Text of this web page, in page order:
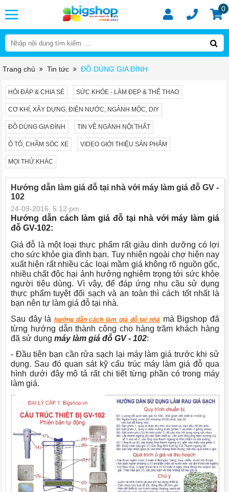
0
Trang chủ Tin tức ĐỒ DÙNG GIA ĐÌNH
HỎI ĐÁP & CHIA SẺ SỨC KHỎE - LÀM ĐẸP & THỂ THAO
CƠ KHÍ, XÂY DỰNG, ĐIỆN NƯỚC, NGÀNH MỘC, DIY
ĐỒ DÙNG GIA ĐÌNH TIN VỀ NGÀNH NỘI THẤT
Ô TÔ, CHĂM SÓC XE VIDEO GIỚI THIỆU SẢN PHẨM
MỌI THỬ KHÁC
Hướng dẫn làm giá đỗ tại nhà với máy làm giá đỗ GV -
102
24-09-2016, 5:12 pm
Hướng dẫn cách làm giá đỗ tại nhà với máy làm giá
đỗ GV-102:
Giá đỗ là một loại thực phẩm rất giàu dinh dưỡng có lợi
cho sức khỏe gia đình bạn. Tuy nhiên ngoài chợ hiện nay
xuất hiện rất nhiều các loại mầm giá không rõ nguồn gốc,
nhiều chất độc hại ảnh hưởng nghiêm trọng tới sức khỏe
người tiêu dùng. Vì vậy, để đáp ứng nhu cầu sử dụng
thực phẩm tuyệt đối sạch và an toàn thì cách tốt nhất là
bạn nên tự làm giá đỗ tại nhà.
Sau đây làhướng dẫn cách làm giá đỗ tại nhà mà Bigshop đã
từng hướng dẫn thành công cho hàng trăm khách hàng
đã sử dụng máy làm giá đỗ GV - 102:
- Đầu tiên bạn cần rửa sạch lại máy làm giá trước khi sử
dụng. Sau đó quan sát kỹ cấu trúc máy làm giá đỗ qua
hình dưới đây mô tả rất chi tiết từng phần có trong máy
làm giá.